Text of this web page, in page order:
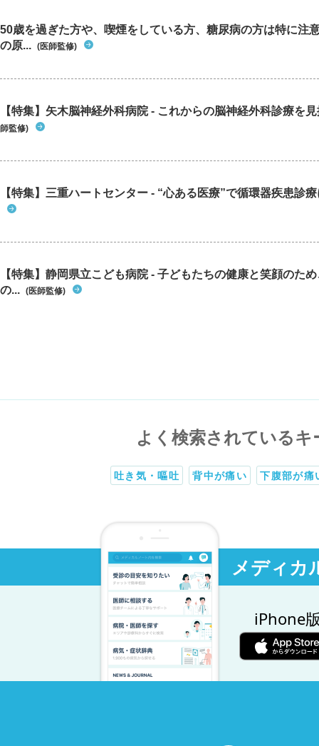
50歳を過ぎた方や、喫煙をしている方、糖尿病の方は特に注
の原... (医師監修)
【特集】矢木脳神経外科病院 - これからの脳神経外科診療を
師監修)
【特集】三重ハートセンター - “心ある医療”で循環器疾患診
【特集】静岡県立こども病院 - 子どもたちの健康と笑顔のた
の... (医師監修)
よく検索されているキ
吐き気・嘔吐 背中が痛い 下腹部が痛
メディカ
iPhone